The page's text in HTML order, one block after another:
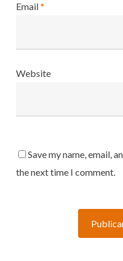
Email*
Website
Save my name, email,
the next time I comment.